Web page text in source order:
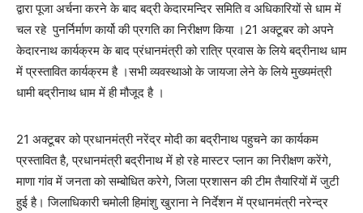
द्वारा पूजा अर्चना करने के बाद बद्री केदारमन्दिर समिति व अधिकारियों से धाम में
चल रहे पुनर्निर्माण कार्यो की प्रगति का निरीक्षण किया ।21 अक्टूबर को अपने
केदारनाथ कार्यक्रम के बाद प्रंधानमंत्री को रात्रि प्रवास के लिये बद्रीनाथ धाम
में प्रस्तावित कार्यक्रम है ।सभी व्यवस्थाओ के जायजा लेने के लिये मुख्यमंत्री
धामी बद्रीनाथ धाम में ही मौजूद है ।
21 अक्टूबर को प्रधानमंत्री नरेंद्र मोदी का बद्रीनाथ पहुचने का कार्यकम
प्रस्तावित है, प्रधानमंत्री बद्रीनाथ में हो रहे मास्टर प्लान का निरीक्षण करेंगे,
माणा गांव में जनता को सम्बोधित करेगे, जिला प्रशासन की टीम तैयारियों में जुटी
हुई है। जिलाधिकारी चमोली हिमांशु खुराना ने निर्देशन में प्रधानमंत्री नरेन्द्र